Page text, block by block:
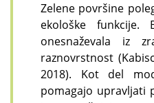
Zelene površine
ekološke funkcije.
onesnaževala iz
raznovrstnost
2018). Kot del
pomagajo upravljati